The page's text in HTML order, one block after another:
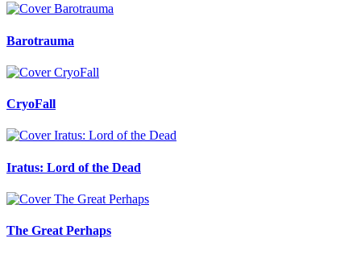
Barotrauma
CryoFall
Iratus: Lord of the Dead
The Great Perhaps